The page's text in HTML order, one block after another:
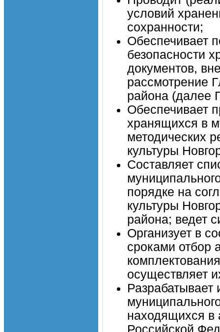
условий
сохранности;
Обеспечивает
безопасности
документов,
рассмотрение
района (далее
Обеспечивает
хранящихся в
методических
культуры
Составляет
порядке на
культуры
района; ведет
Организует в
сроками отбор
осуществляет
Разрабатывает
находящихся в